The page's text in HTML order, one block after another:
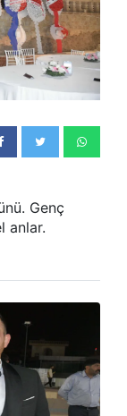
Genç
anlar.